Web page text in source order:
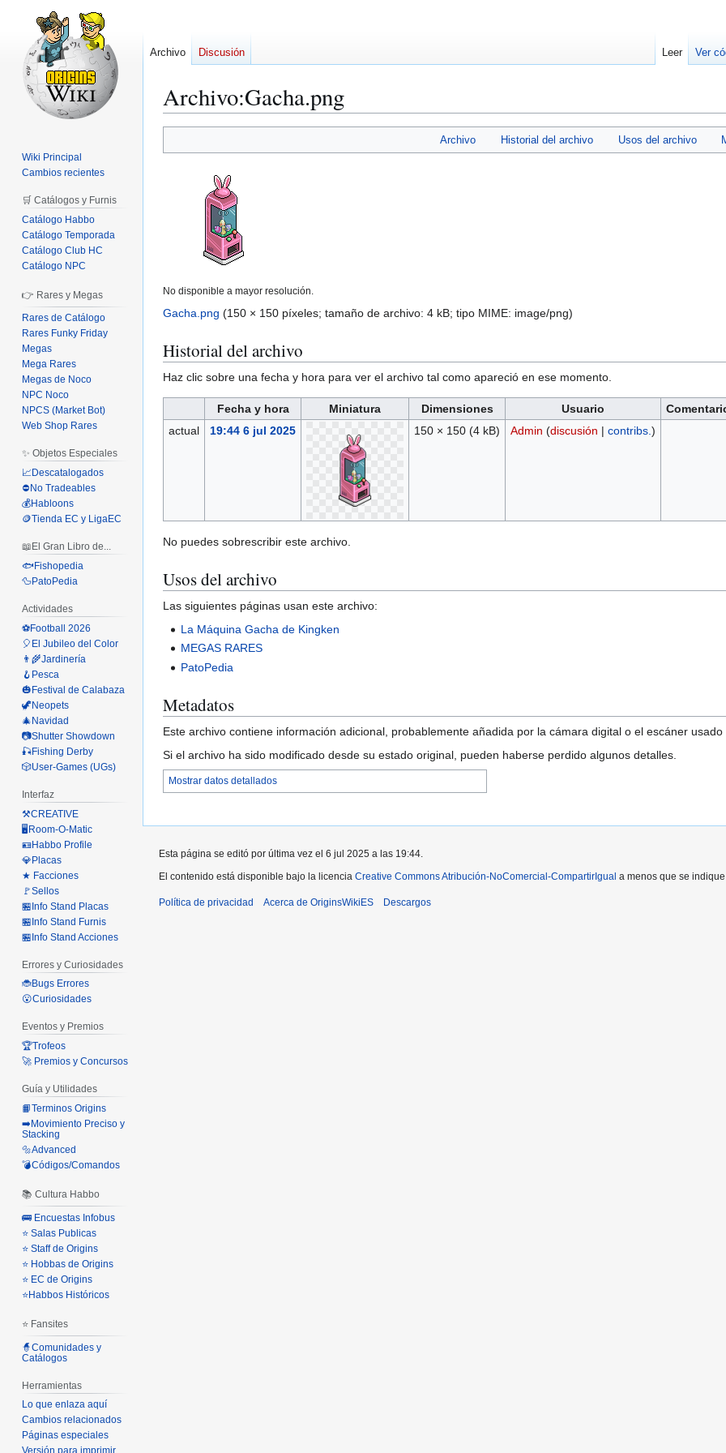
Archivo:Gacha.png
a
navegación
a
búsqueda
Archivo Historial del archivo Usos del archivo
No disponible a mayor resolución.
Gacha.png (150 × 150 píxeles; tamaño de archivo: 4 kB; tipo MIME: image/png)
Historial del archivo
Haz clic sobre una fecha y hora para ver el archivo tal como apareció en ese momento.
Fecha y hora Miniatura Dimensiones Usuario
actual
19:44 6 jul 2025 150 × 150 (4 kB) Admin (discusión | contribs. )
No puedes sobrescribir este archivo.
Usos del archivo
Las siguientes páginas usan este archivo:
La Máquina Gacha de Kingken
MEGAS RARES
PatoPedia
Metadatos
Este archivo contiene información adicional, probablemente añadida por la cámara digital o el escáner
Si el archivo ha sido modificado desde su estado original, pueden haberse perdido algunos detalles.
Mostrar datos detallados
Archivo Discusión Leer Ver
Wiki Principal
Cambios recientes
🛒 Catálogos y Furnis
Catálogo Habbo
Catálogo Temporada
Catálogo Club HC
Catálogo NPC
👉 Rares y Megas
Rares de Catálogo
Rares Funky Friday
Megas
Mega Rares
Megas de Noco
NPC Noco
NPCS (Market Bot)
Web Shop Rares
✨ Objetos Especiales
📈Descatalogados
⛔No Tradeables
💰Habloons
🪙Tienda EC y LigaEC
📖El Gran Libro de...
🐟Fishopedia
🦆PatoPedia
Actividades
⚽Football 2026
🎈El Jubileo del Color
👨‍🌾Jardinería
🪝Pesca
🎃Festival de Calabaza
🦖Neopets
🎄Navidad
📷Shutter Showdown
🎣Fishing Derby
🎲User-Games (UGs)
Interfaz
⚒️CREATIVE
🖥️Room-O-Matic
🪪Habbo Profile
💎Placas
★ Facciones
🚩Sellos
🏪Info Stand Placas
🏪Info Stand Furnis
🏪Info Stand Acciones
Errores y Curiosidades
🐞Bugs Errores
😮Curiosidades
Eventos y Premios
🏆Trofeos
🚀 Premios y Concursos
Guía y Utilidades
📙Terminos Origins
➡️Movimiento Preciso y
Stacking
🔩Advanced
💣Códigos/Comandos
📚 Cultura Habbo
🚌 Encuestas Infobus
⭐ Salas Publicas
⭐ Staff de Origins
⭐ Hobbas de Origins
⭐ EC de Origins
⭐Habbos Históricos
⭐ Fansites
🧙Comunidades y
Catálogos
Herramientas
Lo que enlaza aquí
Cambios relacionados
Páginas especiales
Esta página se editó por última vez el 6 jul 2025 a las 19:44.
El contenido está disponible bajo la licencia Creative Commons Atribución-NoComercial-CompartirIgual a menos que se
Política de privacidad Acerca de OriginsWikiES Descargos